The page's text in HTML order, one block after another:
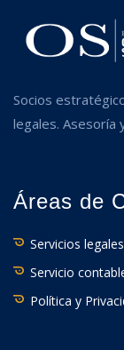
Socios
legales. Asesoría
Áreas de
Servicios legales
Servicio
Política y